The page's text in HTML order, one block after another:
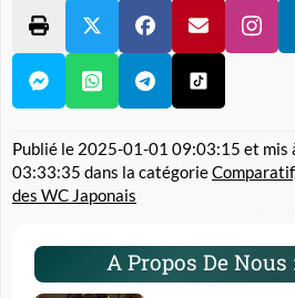
Publié le 2025-01-01 09:03:15 et mis
03:33:35 dans la catégorie
des WC Japonais
A Propos De